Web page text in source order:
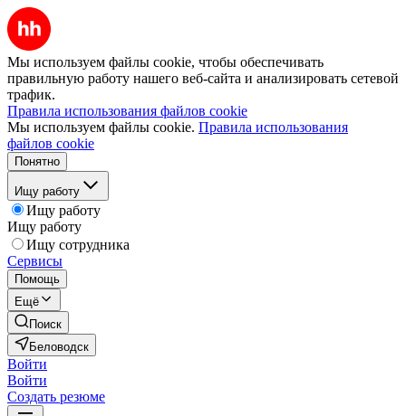
Мы используем файлы cookie, чтобы обеспечивать
правильную работу нашего веб-сайта и анализировать сетевой
трафик.
Правила использования файлов cookie
Мы используем файлы cookie. Правила использования
файлов cookie
Понятно
Ищу работу
Ищу работу
Ищу работу
Ищу сотрудника
Сервисы
Помощь
Ещё
Поиск
Беловодск
Войти
Войти
Создать резюме